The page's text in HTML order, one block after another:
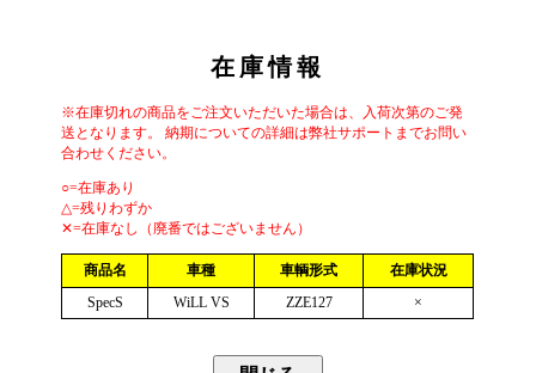
在庫情報
※在庫切れの商品をご注文いただいた場合は、入荷次第のご発
送となります。 納期についての詳細は弊社サポートまでお問い
合わせください。
○=在庫あり
△=残りわずか
✕=在庫なし（廃番ではございません）
商品名 車種 車輌形式
在庫状況
SpecS
WiLL VS ZZE127 ×